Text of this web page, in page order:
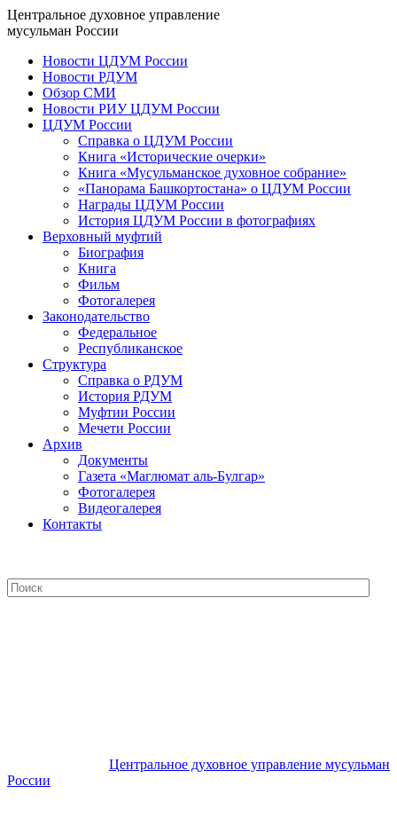
Центральное духовное управление
мусульман России
Новости ЦДУМ России
Новости РДУМ
Обзор СМИ
Новости РИУ ЦДУМ России
ЦДУМ России
Справка о ЦДУМ России
Книга «Исторические очерки»
Книга «Мусульманское духовное собрание»
«Панорама Башкортостана» о ЦДУМ России
Награды ЦДУМ России
История ЦДУМ России в фотографиях
Верховный муфтий
Биография
Книга
Фильм
Фотогалерея
Законодательство
Федеральное
Республиканское
Структура
Справка о РДУМ
История РДУМ
Муфтии России
Мечети России
Архив
Документы
Газета «Маглюмат аль-Булгар»
Фотогалерея
Видеогалерея
Контакты
Центральное духовное управление мусульман
России